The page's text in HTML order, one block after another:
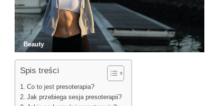
Beauty
Spis treści
Co to jest presoterapia?
Jak przebiega sesja presoterapii?